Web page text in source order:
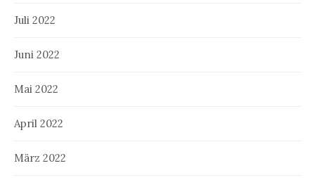
Juli 2022
Juni 2022
Mai 2022
April 2022
März 2022